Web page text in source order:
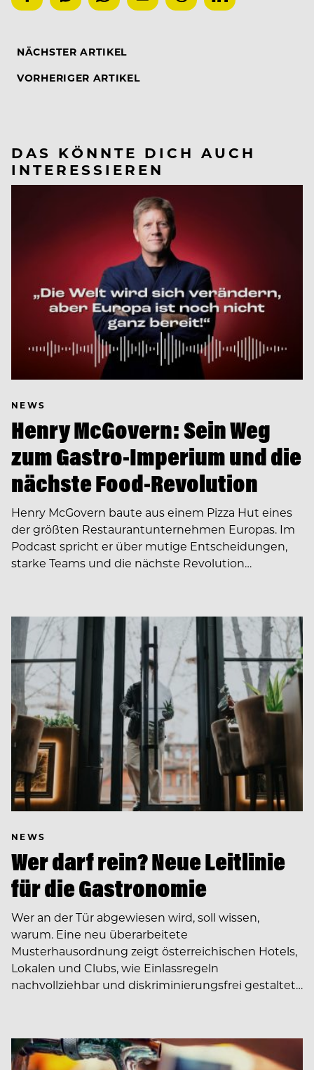
NÄCHSTER ARTIKEL
VORHERIGER ARTIKEL
DAS KÖNNTE DICH AUCH
INTERESSIEREN
NEWS
Henry McGovern: Sein Weg
zum Gastro-Imperium und die
nächste Food-Revolution
Henry McGovern baute aus einem Pizza Hut eines
der größten Restaurantunternehmen Europas. Im
Podcast spricht er über mutige Entscheidungen,
starke Teams und die nächste Revolution…
NEWS
Wer darf rein? Neue Leitlinie
für die Gastronomie
Wer an der Tür abgewiesen wird, soll wissen,
warum. Eine neu überarbeitete
Musterhausordnung zeigt österreichischen Hotels,
Lokalen und Clubs, wie Einlassregeln
nachvollziehbar und diskriminierungsfrei gestaltet…